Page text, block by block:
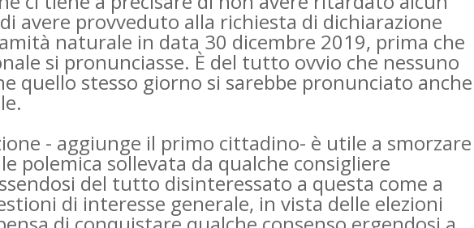
avere provveduto alla richiesta di dichiarazione
naturale in data 30 dicembre 2019, prima che
si pronunciasse. È del tutto ovvio che nessuno
quello stesso giorno si sarebbe pronunciato anche
- aggiunge il primo cittadino- è utile a smorzare
polemica sollevata da qualche consigliere
del tutto disinteressato a questa come a
di interesse generale, in vista delle elezioni